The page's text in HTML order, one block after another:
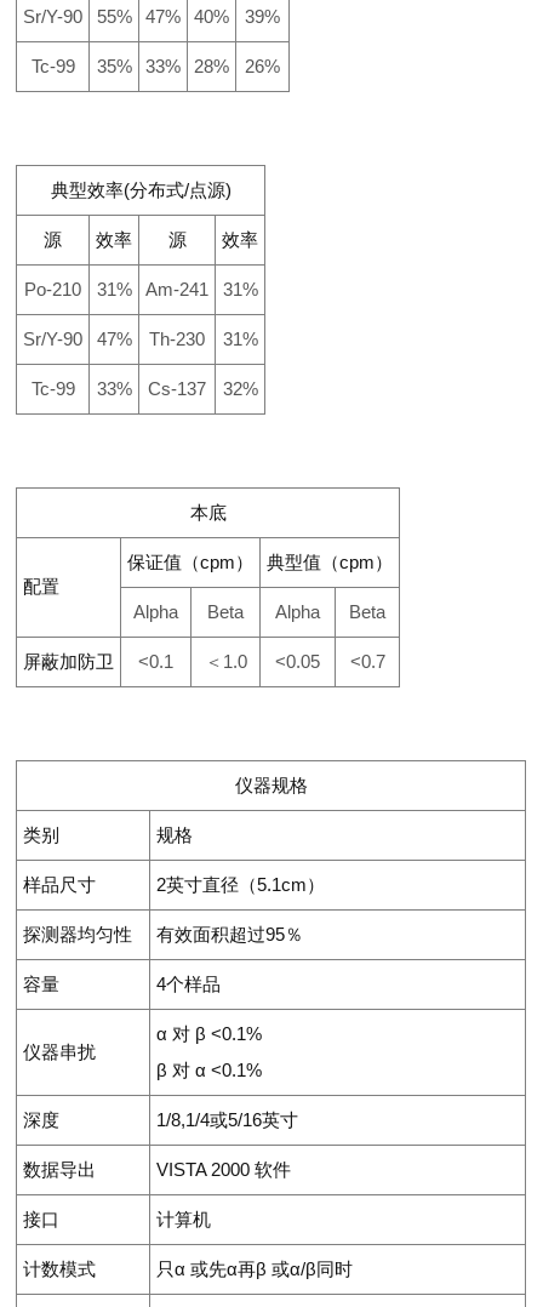
Sr/Y-90 55% 47% 40% 39%
Tc-99 35% 33% 28% 26%
典型效率(分布式/点源)
源 效率 源 效率
Po-210 31% Am-241 31%
Sr/Y-90 47% Th-230 31%
Tc-99 33% Cs-137 32%
本底
配置
保证值（cpm） 典型值（cpm）
Alpha Beta Alpha Beta
屏蔽加防卫 <0.1 ＜1.0 <0.05 <0.7
仪器规格
类别 规格
样品尺寸 2英寸直径（5.1cm）
探测器均匀性 有效面积超过95％
容量 4个样品
仪器串扰
α 对 β <0.1%
β 对 α <0.1%
深度 1/8,1/4或5/16英寸
数据导出 VISTA 2000 软件
接口 计算机
计数模式 只α 或先α再β 或α/β同时